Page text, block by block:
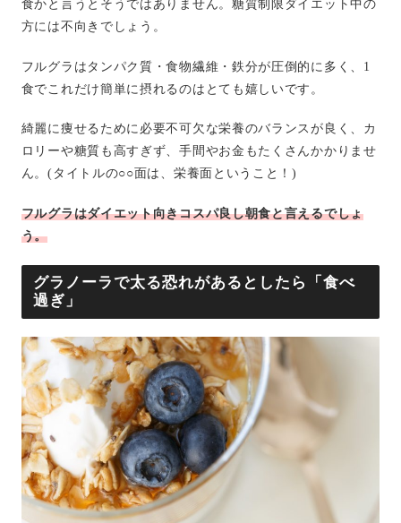
食かと言うとそうではありません。糖質制限ダイエット中の
方には不向きでしょう。
フルグラはタンパク質・食物繊維・鉄分が圧倒的に多く、1
食でこれだけ簡単に摂れるのはとても嬉しいです。
綺麗に痩せるために必要不可欠な栄養のバランスが良く、カ
ロリーや糖質も高すぎず、手間やお金もたくさんかかりませ
ん。(タイトルの○○面は、栄養面ということ！)
フルグラはダイエット向きコスパ良し朝食と言えるでしょ
う。
グラノーラで太る恐れがあるとしたら「食べ
過ぎ」